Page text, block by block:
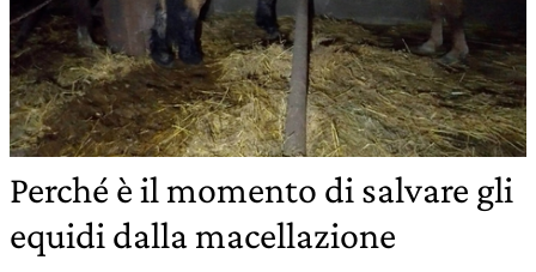
Perché è il momento di salvare gli
equidi dalla macellazione